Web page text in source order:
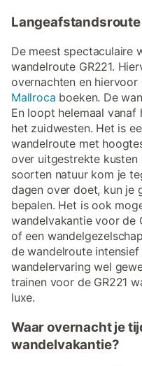
Langeafstandsroute
De meest spectaculaire
wandelroute GR221.
overnachten en hiervoor
Mallroca boeken. De
En loopt helemaal
het zuidwesten. Het is
wandelroute met
over uitgestrekte kusten
soorten natuur kom je
dagen over doet, kun je
bepalen. Het is ook
wandelvakantie voor de
of een
de wandelroute
wandelervaring wel
trainen voor de GR221
luxe.
Waar overnacht je
wandelvakantie?